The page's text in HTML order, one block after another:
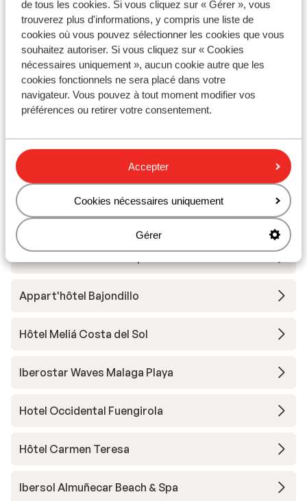
de tous les cookies. Si vous cliquez sur « Gérer », vous
trouverez plus d'informations, y compris une liste de
cookies où vous pouvez sélectionner les cookies que vous
souhaitez autoriser. Si vous cliquez sur « Cookies
nécessaires uniquement », aucun cookie autre que les
cookies fonctionnels ne sera placé dans votre
navigateur. Vous pouvez à tout moment modifier vos
préférences ou retirer votre consentement.
Accepter
Cookies nécessaires uniquement
Gérer
800 mètres
Distance à la supérette la plus proche environ 500
mètres
Distance au restaurant le plus proche environ 800
mètres
Andalousie
Hôtel H10 Croma Malaga
Hôtel ME Marbella
Appart'hôtel Bajondillo
Hôtel Meliá Costa del Sol
Iberostar Waves Malaga Playa
Hotel Occidental Fuengirola
Hôtel Carmen Teresa
Ibersol Almuñecar Beach & Spa